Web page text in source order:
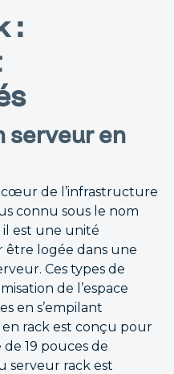
:
serveur en
cœur de l’infrastructure
connu sous le nom
est une unité
logée dans une
Ces types de
de l’espace
en s’empilant
rack est conçu pour
19 pouces de
serveur rack est